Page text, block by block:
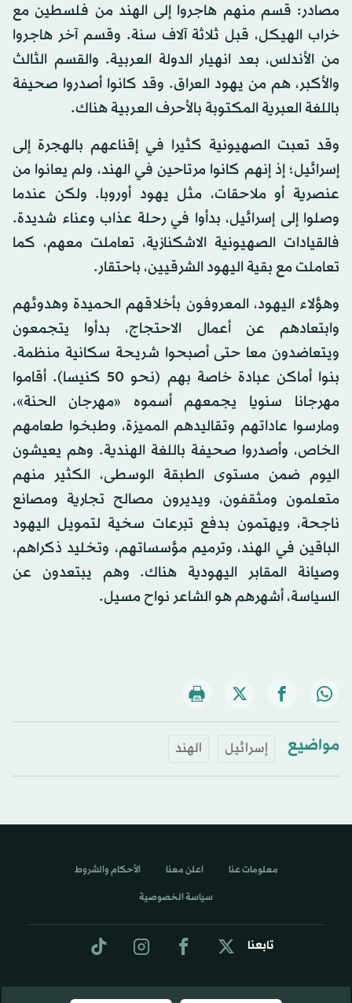
مصادر: قسم منهم هاجروا إلى الهند من فلسطين مع
خراب الهيكل، قبل ثلاثة آلاف سنة. وقسم آخر هاجروا
من الأندلس، بعد انهيار الدولة العربية. والقسم الثالث
والأكبر، هم من يهود العراق. وقد كانوا أصدروا صحيفة
باللغة العبرية المكتوبة بالأحرف العربية هناك.
وقد تعبت الصهيونية كثيرا في إقناعهم بالهجرة إلى
إسرائيل؛ إذ إنهم كانوا مرتاحين في الهند، ولم يعانوا من
عنصرية أو ملاحقات، مثل يهود أوروبا. ولكن عندما
وصلوا إلى إسرائيل، بدأوا في رحلة عذاب وعناء شديدة.
فالقيادات الصهيونية الاشكنازية، تعاملت معهم، كما
تعاملت مع بقية اليهود الشرقيين، باحتقار.
وهؤلاء اليهود، المعروفون بأخلاقهم الحميدة وهدوئهم
وابتعادهم عن أعمال الاحتجاج، بدأوا يتجمعون
ويتعاضدون معا حتى أصبحوا شريحة سكانية منظمة.
بنوا أماكن عبادة خاصة بهم (نحو 50 كنيسا). أقاموا
مهرجانا سنويا يجمعهم أسموه «مهرجان الحنة»،
ومارسوا عاداتهم وتقاليدهم المميزة، وطبخوا طعامهم
الخاص، وأصدروا صحيفة باللغة الهندية. وهم يعيشون
اليوم ضمن مستوى الطبقة الوسطى، الكثير منهم
متعلمون ومثقفون، ويديرون مصالح تجارية ومصانع
ناجحة، ويهتمون بدفع تبرعات سخية لتمويل اليهود
الباقين في الهند، وترميم مؤسساتهم، وتخليد ذكراهم،
وصيانة المقابر اليهودية هناك. وهم يبتعدون عن
السياسة، أشهرهم هو الشاعر نواح مسيل.
مواضيع إسرائيل الهند
تابعنا
معلومات عنا اعلن معنا الأحكام والشروط
سياسة الخصوصية